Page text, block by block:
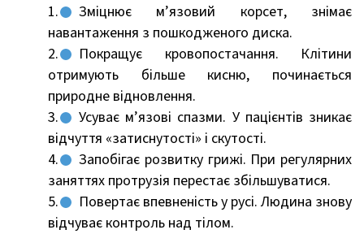
Зміцнює м’язовий корсет, знімає
навантаження з пошкодженого диска.
Покращує кровопостачання. Клітини
отримують більше кисню, починається
природне відновлення.
Усуває м’язові спазми. У пацієнтів зникає
відчуття «затиснутості» і скутості.
Запобігає розвитку грижі. При регулярних
заняттях протрузія перестає збільшуватися.
Повертає впевненість у русі. Людина знову
відчуває контроль над тілом.